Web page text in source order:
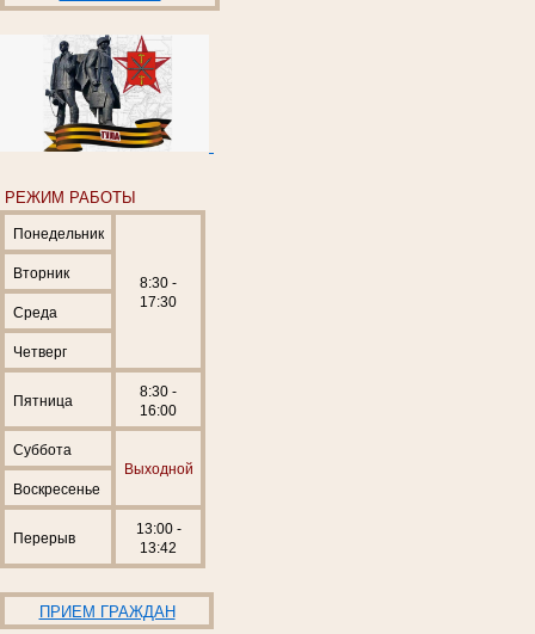
РЕЖИМ РАБОТЫ
Понедельник
8:30 -
17:30
Вторник
Среда
Четверг
Пятница
8:30 -
16:00
Суббота
Выходной
Воскресенье
Перерыв
13:00 -
13:42
ПРИЕМ ГРАЖДАН